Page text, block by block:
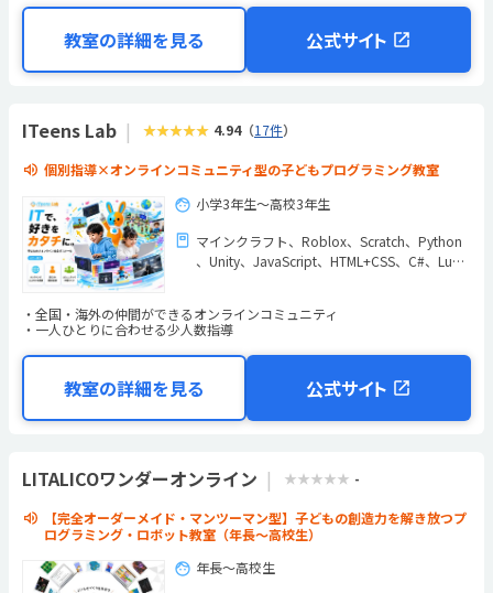
教室の詳細を見る 公式サイト
ITeens Lab ★★★★★ 4.94（17件）
個別指導×オンラインコミュニティ型の子どもプログラミング教室
小学3年生〜高校3年生
マインクラフト
Roblox Scratch
Python
Unity
JavaScript HTML+CSS C#
Lua
全国・海外の仲間ができるオンラインコミュニティ
一人ひとりに合わせる少人数指導
教室の詳細を見る 公式サイト
LITALICOワンダーオンライン ★★★★★ -
【完全オーダーメイド・マンツーマン型】子どもの創造力を解き放つプ
ログラミング・ロボット教室（年長～高校生）
年長～高校生